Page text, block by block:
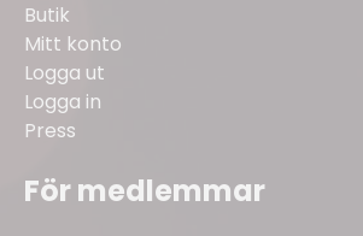
Butik
Mitt konto
Logga ut
Logga in
Press
För medlemmar